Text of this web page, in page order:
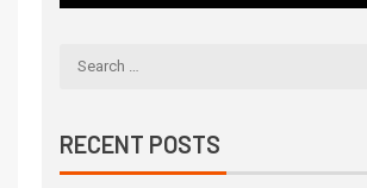
RECENT POSTS